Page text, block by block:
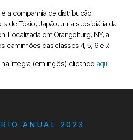
a companhia de distribuição
de Tókio, Japão, uma subsidiária da
Localizada em Orangeburg, NY, a
caminhões das classes 4, 5, 6 e 7.
na íntegra (em inglês) clicando aqui.
ANUAL 2023